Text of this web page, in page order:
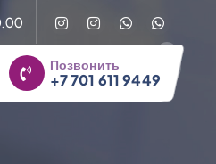
Позвонить
+7 701 611 9449